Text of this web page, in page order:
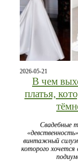
2026-05-21
В чем
платья,
Свадебные
винтажный
которого